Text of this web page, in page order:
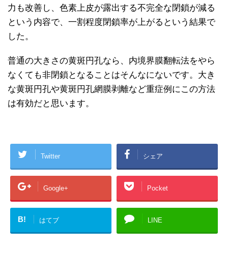
力も改善し、色素上皮が露出する不完全な閉鎖が減る
という内容で、一割程度閉鎖率が上がるという結果で
した。
普通の大きさの黄斑円孔なら、内境界膜翻転法をやら
なくても非閉鎖となることはそんなにないです。大き
な黄斑円孔や黄斑円孔網膜剥離など重症例にこの方法
は有効だと思います。
Twitter シェア
Google+ Pocket
B! はてブ LINE